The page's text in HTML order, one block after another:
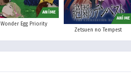
ANİME
Wonder Egg Priority
ANİME
Zetsuen no Tempest